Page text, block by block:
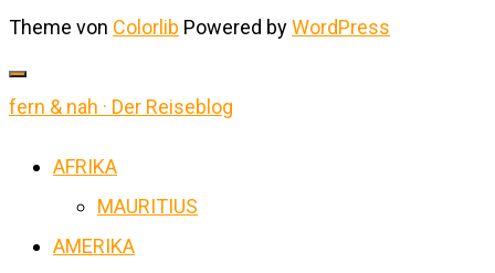
Theme von Colorlib Powered byWordPress
fern & nah · Der Reiseblog
AFRIKA
MAURITIUS
AMERIKA